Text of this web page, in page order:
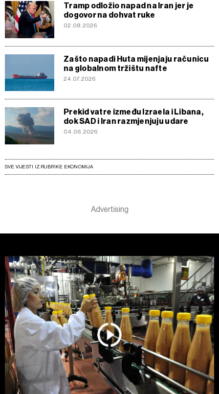
Tramp odložio napad na Iran jer je
dogovor na dohvat ruke
02.08.2026
Zašto napadi Huta mijenjaju računicu
na globalnom tržištu nafte
24.07.2026
Prekid vatre između Izraela i Libana,
dok SAD i Iran razmjenjuju udare
04.06.2026
SVE VIJESTI IZ RUBRIKE EKONOMIJA